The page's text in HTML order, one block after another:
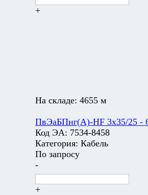
+
На складе: 4655 м
ПвЭаБПнг(А)-HF 3х35/25 -
Код ЭА: 7534-8458
Категория: Кабель
По запросу
-
+